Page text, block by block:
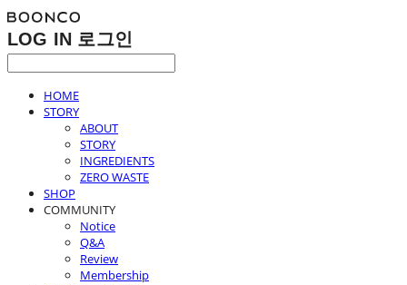
LOG IN 로그인
HOME
STORY
ABOUT
STORY
INGREDIENTS
ZERO WASTE
SHOP
COMMUNITY
Notice
Q&A
Review
Membership